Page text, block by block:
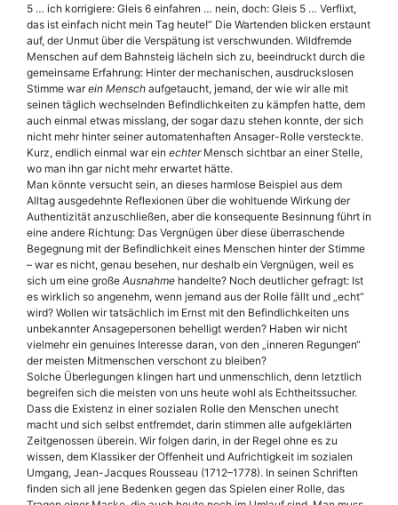
5 … ich korrigiere: Gleis 6 einfahren … nein, doch: Gleis 5 … Verflixt,
das ist einfach nicht mein Tag heute!“ Die Wartenden blicken erstaunt
auf, der Unmut über die Verspätung ist verschwunden. Wildfremde
Menschen auf dem Bahnsteig lächeln sich zu, beeindruckt durch die
gemeinsame Erfahrung: Hinter der mechanischen, ausdruckslosen
Stimme warein Mensch aufgetaucht, jemand, der wie wir alle mit
seinen täglich wechselnden Befindlichkeiten zu kämpfen hatte, dem
auch einmal etwas misslang, der sogar dazu stehen konnte, der sich
nicht mehr hinter seiner automatenhaften Ansager-Rolle versteckte.
Kurz, endlich einmal war ein echterMensch sichtbar an einer Stelle,
wo man ihn gar nicht mehr erwartet hätte.
Man könnte versucht sein, an dieses harmlose Beispiel aus dem
Alltag ausgedehnte Reflexionen über die wohltuende Wirkung der
Authentizität anzuschließen, aber die konsequente Besinnung führt in
eine andere Richtung: Das Vergnügen über diese überraschende
Begegnung mit der Befindlichkeit eines Menschen hinter der Stimme
– war es nicht, genau besehen, nur deshalb ein Vergnügen, weil es
sich um eine große Ausnahme handelte? Noch deutlicher gefragt: Ist
es wirklich so angenehm, wenn jemand aus der Rolle fällt und „echt“
wird? Wollen wir tatsächlich im Ernst mit den Befindlichkeiten uns
unbekannter Ansagepersonen behelligt werden? Haben wir nicht
vielmehr ein genuines Interesse daran, von den „inneren Regungen“
der meisten Mitmenschen verschont zu bleiben?
Solche Überlegungen klingen hart und unmenschlich, denn letztlich
begreifen sich die meisten von uns heute wohl als Echtheitssucher.
Dass die Existenz in einer sozialen Rolle den Menschen unecht
macht und sich selbst entfremdet, darin stimmen alle aufgeklärten
Zeitgenossen überein. Wir folgen darin, in der Regel ohne es zu
wissen, dem Klassiker der Offenheit und Aufrichtigkeit im sozialen
Umgang, Jean-Jacques Rousseau (1712–1778). In seinen Schriften
finden sich all jene Bedenken gegen das Spielen einer Rolle, das